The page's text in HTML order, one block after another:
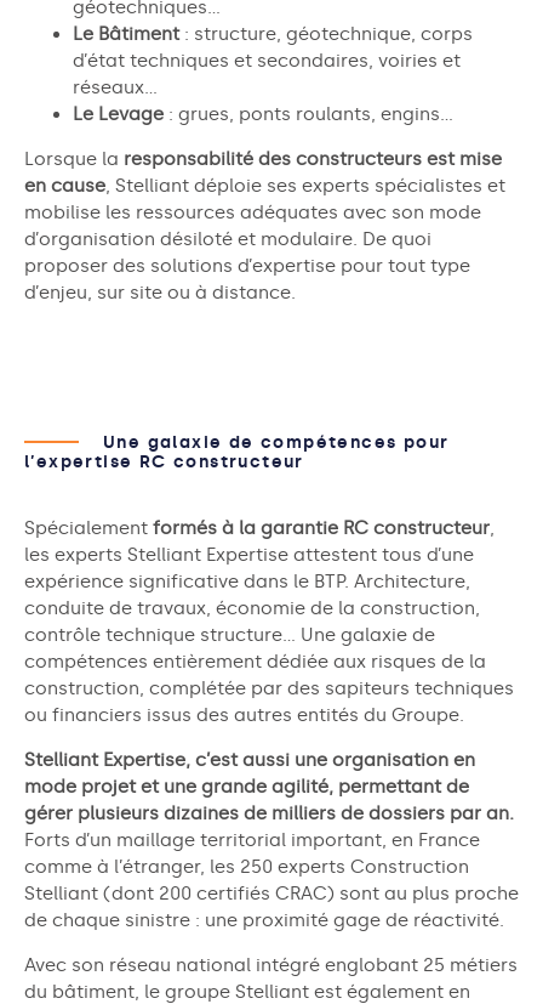
géotechniques…
Le Bâtiment: structure, géotechnique, corps
d’état techniques et secondaires, voiries et
réseaux…
Le Levage : grues, ponts roulants, engins…
Lorsque la responsabilité des constructeurs est mise
en cause , Stelliant déploie ses experts spécialistes et
mobilise les ressources adéquates avec son mode
d’organisation désiloté et modulaire. De quoi
proposer des solutions d’expertise pour tout type
d’enjeu, sur site ou à distance.
Une galaxie de compétences pour
l’expertise RC constructeur
Spécialement formés à la garantie RC constructeur
les experts Stelliant Expertise attestent tous d’une
expérience significative dans le BTP. Architecture,
conduite de travaux, économie de la construction,
contrôle technique structure… Une galaxie de
compétences entièrement dédiée aux risques de la
construction, complétée par des sapiteurs techniques
ou financiers issus des autres entités du Groupe.
Stelliant Expertise, c’est aussi une organisation en
mode projet et une grande agilité, permettant de
gérer plusieurs dizaines de milliers de dossiers par an.
Forts d’un maillage territorial important, en France
comme à l’étranger, les 250 experts Construction
Stelliant (dont 200 certifiés CRAC) sont au plus proche
de chaque sinistre : une proximité gage de réactivité.
Avec son réseau national intégré englobant 25 métiers
du bâtiment, le groupe Stelliant est également en